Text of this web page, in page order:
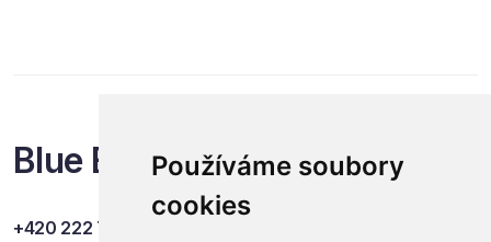
Používáme soubory
cookies
Blue Events
+420 222 749 841